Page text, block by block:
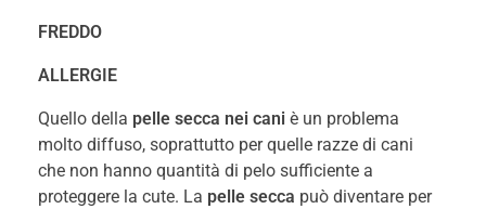
FREDDO
ALLERGIE
Quello della pelle secca nei cani è un problema
molto diffuso, soprattutto per quelle razze di cani
che non hanno quantità di pelo sufficiente a
proteggere la cute. La pelle secca può diventare per